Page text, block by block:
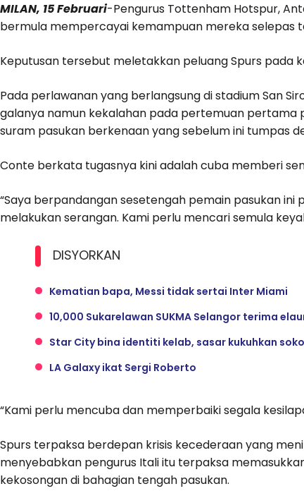
MILAN, 15 Februari-Pengurus Tottenham Hotspur,
bermula mempercayai kemampuan mereka selepas
Keputusan tersebut meletakkan peluang Spurs pada
Pada perlawanan yang berlangsung di stadium San
galanya namun kekalahan pada pertemuan pertama
suram pasukan berkenaan yang sebelum ini tumpas
Conte berkata tugasnya kini adalah cuba memberi
“Saya berpandangan sesetengah pemain pasukan
melakukan serangan. Kami perlu mencari semula
DISYORKAN
Kematian bapa, Messi tidak sertai Inter Miami
10,000 Sukarelawan SUKMA Selangor terima
Star City bina identiti kelab, sasar kukuhkan
LA Galaxy ikat Sergi Roberto
“Kami perlu mencuba dan memperbaiki segala
Spurs terpaksa berdepan krisis kecederaan yang
menyebabkan pengurus Itali itu terpaksa
kekosongan di bahagian tengah pasukan.